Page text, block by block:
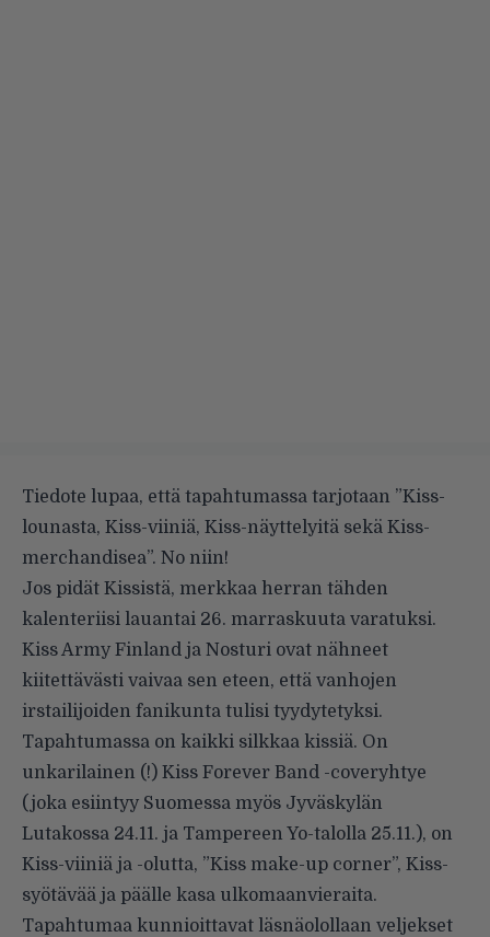
Tiedote lupaa, että tapahtumassa tarjotaan ”Kiss-
lounasta, Kiss-viiniä, Kiss-näyttelyitä sekä Kiss-
merchandisea”. No niin!
Jos pidät Kissistä, merkkaa herran tähden
kalenteriisi lauantai 26. marraskuuta varatuksi.
Kiss Army Finland ja Nosturi ovat nähneet
kiitettävästi vaivaa sen eteen, että vanhojen
irstailijoiden fanikunta tulisi tyydytetyksi.
Tapahtumassa on kaikki silkkaa kissiä. On
unkarilainen (!) Kiss Forever Band -coveryhtye
(joka esiintyy Suomessa myös Jyväskylän
Lutakossa 24.11. ja Tampereen Yo-talolla 25.11.), on
Kiss-viiniä ja -olutta, ”Kiss make-up corner”, Kiss-
syötävää ja päälle kasa ulkomaanvieraita.
Tapahtumaa kunnioittavat läsnäolollaan veljekset